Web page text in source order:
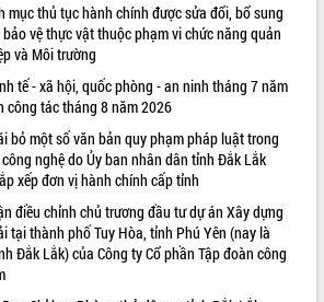
mục thủ tục hành chính được sửa đổi, bổ sung
vệ thực vật thuộc phạm vi chức năng quản
và Môi trường
tế - xã hội, quốc phòng - an ninh tháng 7 năm
công tác tháng 8 năm 2026
bỏ một số văn bản quy phạm pháp luật trong
nghệ do Ủy ban nhân dân tỉnh Đắk Lắk
xếp đơn vị hành chính cấp tỉnh
điều chỉnh chủ trương đầu tư dự án Xây dựng
tại thành phố Tuy Hòa, tỉnh Phú Yên (nay là
Đắk Lắk) của Công ty Cổ phần Tập đoàn công